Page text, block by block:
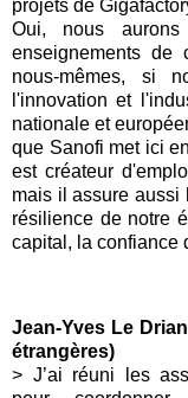
projets de
Oui, nous
enseignements de
nous-mêmes, si
l'innovation et
nationale et
que Sanofi met ici
est créateur
mais il assure aussi
résilience de notre
capital, la confiance
Jean-Yves Le
étrangères)
> J’ai réuni les